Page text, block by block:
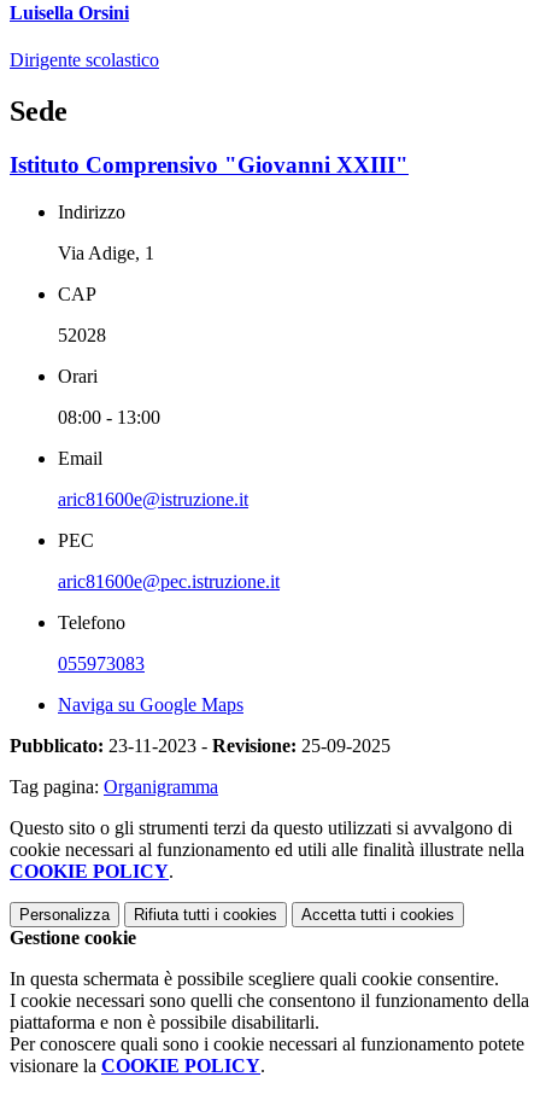
Luisella Orsini
Dirigente scolastico
Sede
Istituto Comprensivo "Giovanni XXIII"
Indirizzo
Via Adige, 1
CAP
52028
Orari
08:00 - 13:00
Email
aric81600e@istruzione.it
PEC
aric81600e@pec.istruzione.it
Telefono
055973083
Naviga su Google Maps
Pubblicato: 23-11-2023 - Revisione: 25-09-2025
Tag pagina: Organigramma
Questo sito o gli strumenti terzi da questo utilizzati si avvalgono di
cookie necessari al funzionamento ed utili alle finalità illustrate nella
COOKIE POLICY.
Personalizza Rifiuta tutti i cookies Accetta tutti i cookies
Gestione cookie
In questa schermata è possibile scegliere quali cookie consentire.
I cookie necessari sono quelli che consentono il funzionamento della
piattaforma e non è possibile disabilitarli.
Per conoscere quali sono i cookie necessari al funzionamento potete
visionare la COOKIE POLICY.